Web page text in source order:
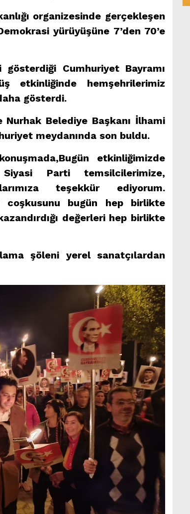
organizesinde gerçekleşen
yürüyüşüne 7’den 70’e
gösterdiği Cumhuriyet Bayramı
etkinliğinde hemşehrilerimiz
gösterdi.
Nurhak Belediye Başkanı İlhami
meydanında son buldu.
etkinliğimizde
Parti temsilcilerimize,
teşekkür ediyorum.
coşkusunu bugün hep birlikte
değerleri hep birlikte
şöleni yerel sanatçılardan